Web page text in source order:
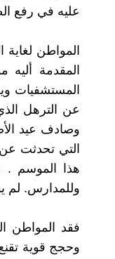
عليه في رفع
المواطن
المقدمة
المستشفيات
عن الترهل
وصادف عيد
التي تحدثت
هذا الموسم .
وللمدارس. لم
فقد المواطن
وحجج قوية